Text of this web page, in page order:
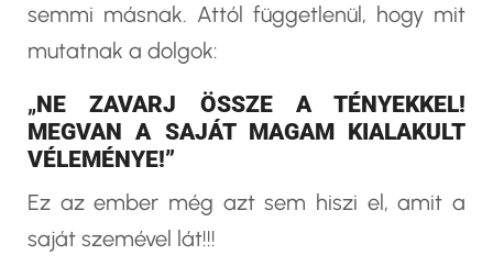
semmi másnak. Attól függetlenül, hogy mit
mutatnak a dolgok:
„NE ZAVARJ ÖSSZE A TÉNYEKKEL!
MEGVAN A SAJÁT MAGAM KIALAKULT
VÉLEMÉNYE!”
Ez az ember még azt sem hiszi el, amit a
saját szemével lát!!!